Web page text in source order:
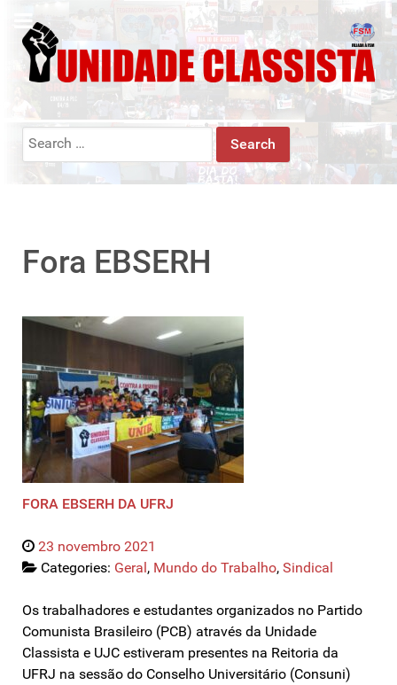
Search
Fora EBSERH
FORA EBSERH DA UFRJ
23 novembro 2021
Categories: Geral, Mundo do Trabalho, Sindical
Os trabalhadores e estudantes organizados no Partido
Comunista Brasileiro (PCB) através da Unidade
Classista e UJC estiveram presentes na Reitoria da
UFRJ na sessão do Conselho Universitário (Consuni)